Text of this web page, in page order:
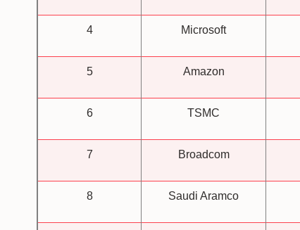
4 Microsoft
5 Amazon
6 TSMC
7 Broadcom
8 Saudi Aramco